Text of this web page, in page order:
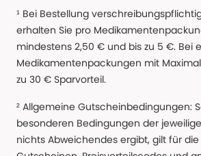
¹ Bei Bestellung
erhalten Sie pro
mindestens 2,50 € und bis zu 5 €. Bei
Medikamentenpackungen mit
zu 30 € Sparvorteil.
² Allgemeine Gutscheinbedingungen:
besonderen Bedingungen der
nichts Abweichendes ergibt, gilt für die